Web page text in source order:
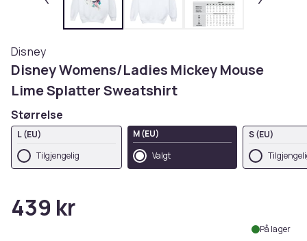
Disney
Disney Womens/Ladies Mickey Mouse
Lime Splatter Sweatshirt
Størrelse
L (EU)
Tilgjengelig
M (EU)
Valgt
S (EU)
439 kr
På lager